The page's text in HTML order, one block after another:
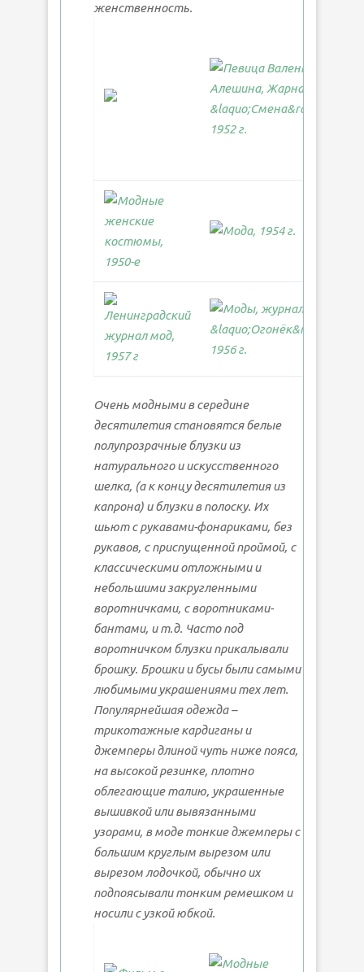
женственность.
Очень модными в середине
десятилетия становятся белые
полупрозрачные блузки из
натурального и искусственного
шелка, (а к концу десятилетия из
капрона) и блузки в полоску. Их
шьют с рукавами-фонариками, без
рукавов, с приспущенной проймой, с
классическими отложными и
небольшими закругленными
воротничками, с воротниками-
бантами, и т.д. Часто под
воротничком блузки прикалывали
брошку. Брошки и бусы были самыми
любимыми украшениями тех лет.
Популярнейшая одежда –
трикотажные кардиганы и
джемперы длиной чуть ниже пояса,
на высокой резинке, плотно
облегающие талию, украшенные
вышивкой или вывязанными
узорами, в моде тонкие джемперы с
большим круглым вырезом или
вырезом лодочкой, обычно их
подпоясывали тонким ремешком и
носили с узкой юбкой.